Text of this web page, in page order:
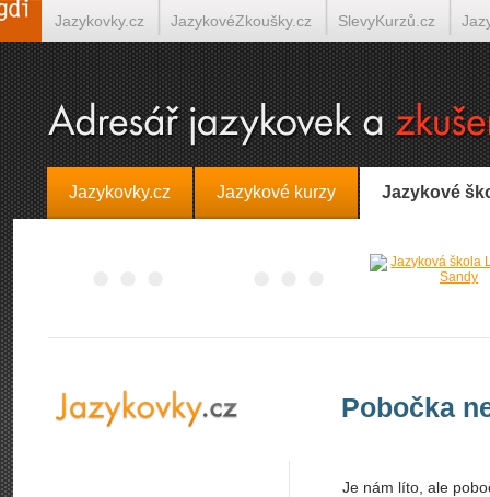
Jazykovky.cz Jazykové kurzy Jazykové
Pobočka
Je nám líto, ale
Jazykovky.cz JazykovéZkoušky.cz SlevyKurzů.cz
Španělština on-line Italština on-line Tlumočení-